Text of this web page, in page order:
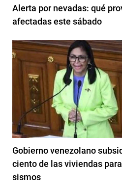
Alerta por nevadas: qué
afectadas este sábado
Gobierno venezolano
ciento de las viviendas
sismos